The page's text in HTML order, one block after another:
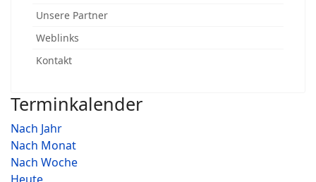
Unsere Partner
Weblinks
Kontakt
Terminkalender
Nach Jahr
Nach Monat
Nach Woche